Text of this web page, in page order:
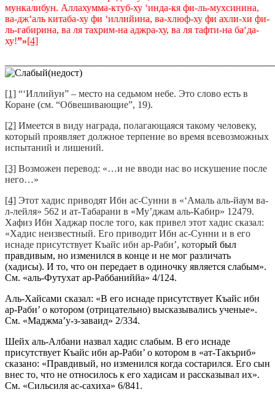
мункалибун. Аллахумма-ктуб-ху ‘инда-кя фи-ль-мухсинина,
ва-дж‘аль китаба-ху фи ‘иллийина, ва-хлюф-ху фи ахли-хи фи-
ль-габирина, ва ля тахрим-на аджра-ху, ва ля тафти-на ба‘да-
ху!”»[4]
[1] “‘Иллийун” – место на седьмом небе. Это слово есть в
Коране (см. “Обвешивающие”, 19).
[2] Имеется в виду награда, полагающаяся такому человеку,
который проявляет должное терпение во время всевозможных
испытаний и лишений.
[3] Возможен перевод: «…и не вводи нас во искушение после
него…»
[4] Этот хадис приводят Ибн ас-Сунни в «‘Амаль аль-йаум ва-
л-лейля» 562 и ат-Табарани в «Му’джам аль-Кабир» 12479.
Хафиз Ибн Хаджар после того, как привел этот хадис сказал:
«Хадис неизвестный. Его приводит Ибн ас-Сунни и в его
иснаде присутствует Къайс ибн ар-Раби’, который был
правдивым, но изменился в конце и не мог различать
(хадисы). И то, что он передает в одиночку является слабым».
См. «аль-Футухат ар-Раббаниййа» 4/124.
Аль-Хайсами сказал: «В его иснаде присутствует Къайс ибн
ар-Раби’ о котором (отрицательно) высказывались ученые».
См. «Маджма’у-з-заваид» 2/334.
Шейх аль-Албани назвал хадис слабым. В его иснаде
присутствует Къайс ибн ар-Раби’ о котором в «ат-Такъриб»
сказано: «Правдивый, но изменился когда состарился. Его сын
внес то, что не относилось к его хадисам и рассказывал их».
См. «Сильсиля ас-сахиха» 6/841.